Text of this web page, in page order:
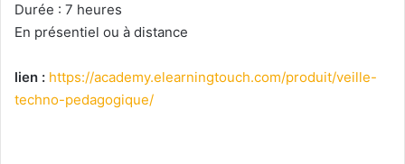
Durée : 7 heures
En présentiel ou à distance
lien : https://academy.elearningtouch.com/produit/veille-
techno-pedagogique/